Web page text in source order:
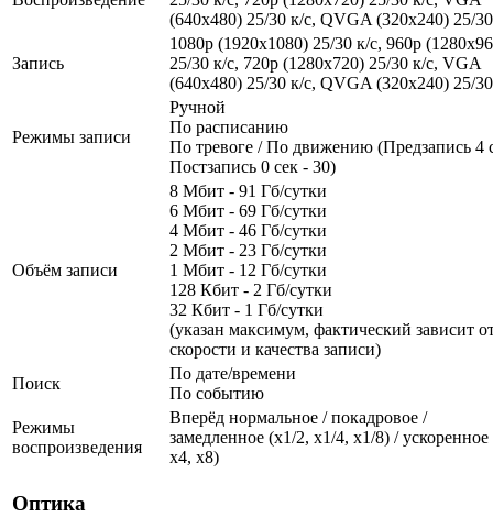
(640x480) 25/30 к/c, QVGA (320x240) 25/
Запись
1080p (1920x1080) 25/30 к/с, 960p
25/30 к/с, 720p (1280х720) 25/30 к/с, VGA
(640x480) 25/30 к/c, QVGA (320x240) 25/
Режимы записи
Ручной
По расписанию
По тревоге / По движению (Предзапись 4
Постзапись 0 сек - 30)
Объём записи
8 Мбит - 91 Гб/сутки
6 Мбит - 69 Гб/сутки
4 Мбит - 46 Гб/сутки
2 Мбит - 23 Гб/сутки
1 Мбит - 12 Гб/сутки
128 Кбит - 2 Гб/сутки
32 Кбит - 1 Гб/сутки
(указан максимум, фактический зависит
скорости и качества записи)
Поиск
По дате/времени
По событию
Режимы
воспроизведения
Вперёд нормальное / покадровое /
замедленное (х1/2, х1/4, x1/8) / ускоренное
х4, x8)
Оптика